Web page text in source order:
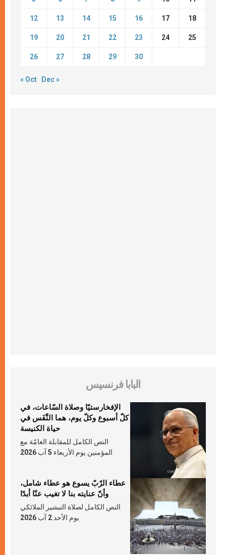
12 13 14 15 16 17 18
19 20 21 22 23 24 25
26 27 28 29 30
« Oct Dec »
البابا فرنسيس
الإفخارستيّا وصلاة السّاعات، في
كلّ أسبوع وكلّ يوم، هما النَّفَس في
حياة الكنيسة
النص الكامل للمقابلة العامّة مع
المؤمنين يوم الأربعاء 5 آب 2026
عطاء الرّبّ يسوع هو عطاء شامل،
وأنّ عنايته بنا لا تغيب عنّا أبدًا
النص الكامل لصلاة التبشير الملائكي
يوم الأحد 2 آب 2026